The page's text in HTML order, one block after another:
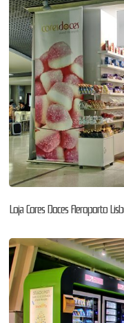
Loja Cores Doces Aeroporto